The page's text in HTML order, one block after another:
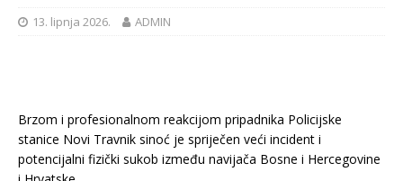
13. lipnja 2026. ADMIN
Brzom i profesionalnom reakcijom pripadnika Policijske
stanice Novi Travnik sinoć je spriječen veći incident i
potencijalni fizički sukob između navijača Bosne i Hercegovine